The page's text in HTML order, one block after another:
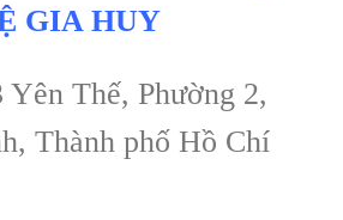
GIA HUY
Thế, Phường 2,
Thành phố Hồ Chí